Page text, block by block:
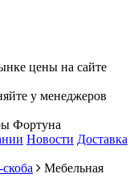
цены на сайте
у менеджеров
Фортуна
Новости Доставка
Мебельная